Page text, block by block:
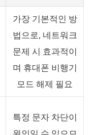
가장 기본적인 방
법으로, 네트워크
문제 시 효과적이
며 휴대폰 비행기
모드 해제 필요
특정 문자 차단이